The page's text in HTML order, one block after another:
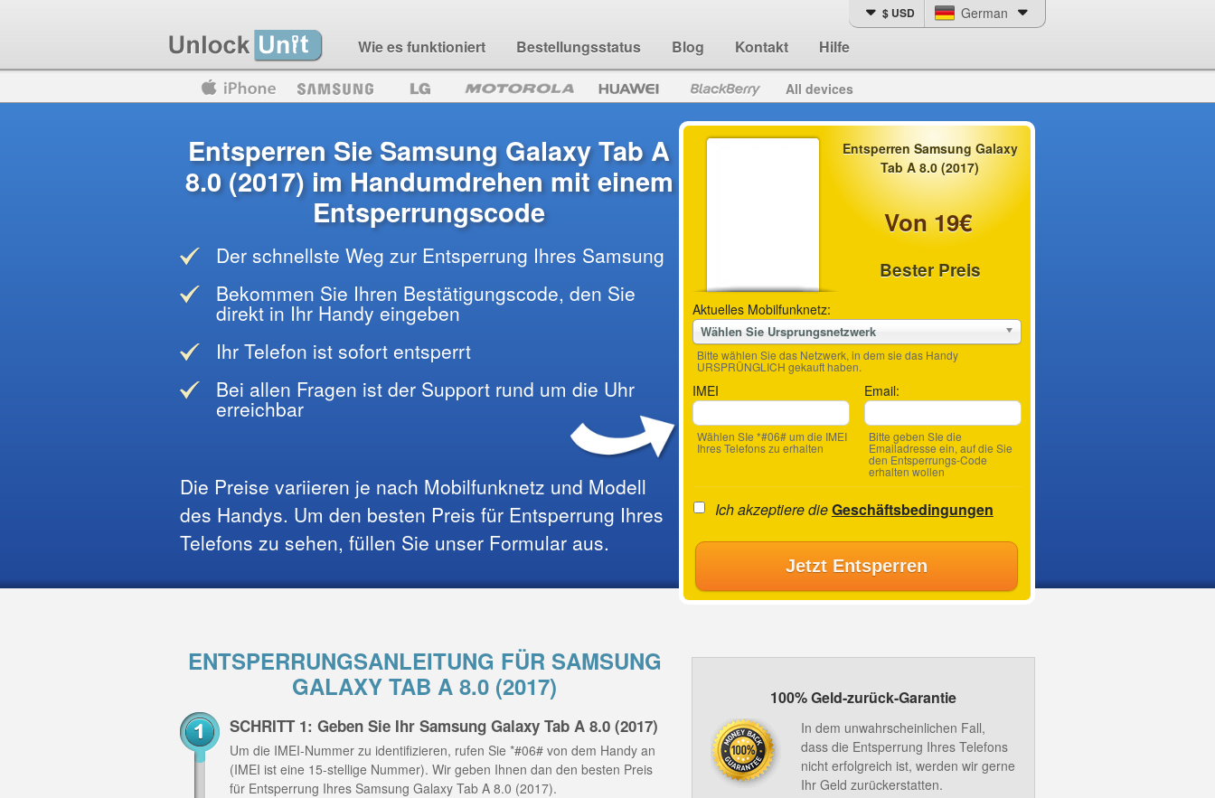
Wie es funktioniert Bestellungsstatus Blog Kontakt Hilfe
$ USD German
Blackberry All devices
Entsperren Samsung Galaxy
Tab A 8.0 (2017)
Von 19€
Bester Preis
Aktuelles Mobilfunknetz:
Wählen Sie Ursprungsnetzwerk
Bitte wählen Sie das Netzwerk, in dem sie das Handy
URSPRÜNGLICH gekauft haben.
IMEI
Wählen SIe *#06# um die IMEI
Ihres Telefons zu erhalten
Email:
Bitte geben SIe die
Emailadresse ein, auf die Sie
den Entsperrungs-Code
erhalten wollen
Ich akzeptiere dieGeschäftsbedingungen
Jetzt Entsperren
Entsperren Sie Samsung Galaxy Tab A
8.0 (2017) im Handumdrehen mit einem
Entsperrungscode
Der schnellste Weg zur Entsperrung Ihres Samsung
Bekommen Sie Ihren Bestätigungscode, den Sie
direkt in Ihr Handy eingeben
Ihr Telefon ist sofort entsperrt
Bei allen Fragen ist der Support rund um die Uhr
erreichbar
Die Preise variieren je nach Mobilfunknetz und Modell
des Handys. Um den besten Preis für Entsperrung Ihres
Telefons zu sehen, füllen Sie unser Formular aus.
ENTSPERRUNGSANLEITUNG FÜR SAMSUNG
GALAXY TAB A 8.0 (2017)
SCHRITT 1: Geben Sie Ihr Samsung Galaxy Tab A 8.0 (2017)
Um die IMEI-Nummer zu identifizieren, rufen Sie *#06# von dem Handy an
(IMEI ist eine 15-stellige Nummer). Wir geben Ihnen dan den besten Preis
für Entsperrung Ihres Samsung Galaxy Tab A 8.0 (2017).
100% Geld-zurück-Garantie
In dem unwahrscheinlichen Fall,
dass die Entsperrung Ihres Telefons
nicht erfolgreich ist, werden wir gerne
Ihr Geld zurückerstatten.